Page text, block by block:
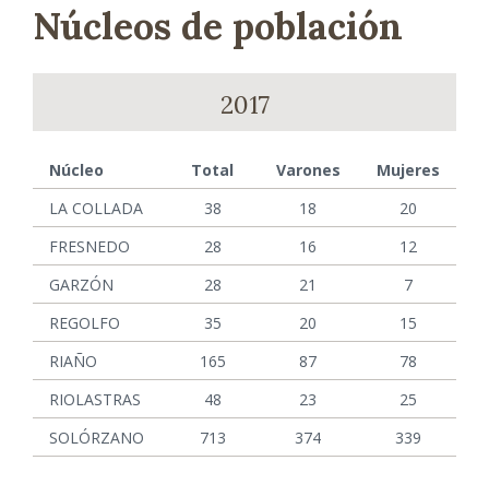
Núcleos de población
2017
Núcleo Total Varones
Mujeres
LA COLLADA
38 18
20
FRESNEDO
28 16
12
GARZÓN
28 21
7
REGOLFO
35 20
15
RIAÑO
165 87
78
RIOLASTRAS
48 23
25
SOLÓRZANO
713 374 339